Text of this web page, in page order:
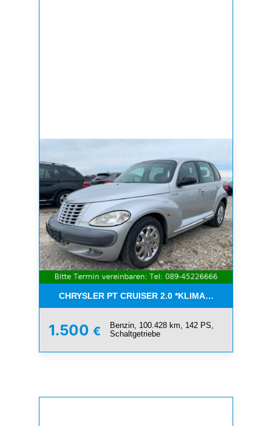
CHRYSLER PT CRUISER 2.0
1.500 €
Benzin, 100.428 km, 142 PS,
Schaltgetriebe